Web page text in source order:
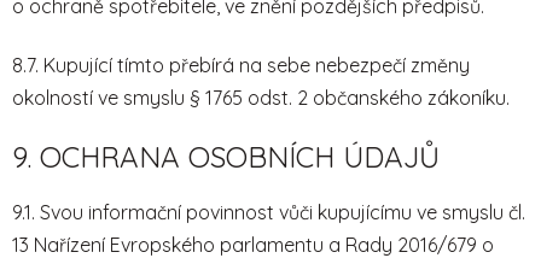
o ochraně spotřebitele, ve znění pozdějších předpisů.
8.7. Kupující tímto přebírá na sebe nebezpečí změny
okolností ve smyslu § 1765 odst. 2 občanského zákoníku.
9. OCHRANA OSOBNÍCH ÚDAJŮ
9.1. Svou informační povinnost vůči kupujícímu ve smyslu čl.
13 Nařízení Evropského parlamentu a Rady 2016/679 o